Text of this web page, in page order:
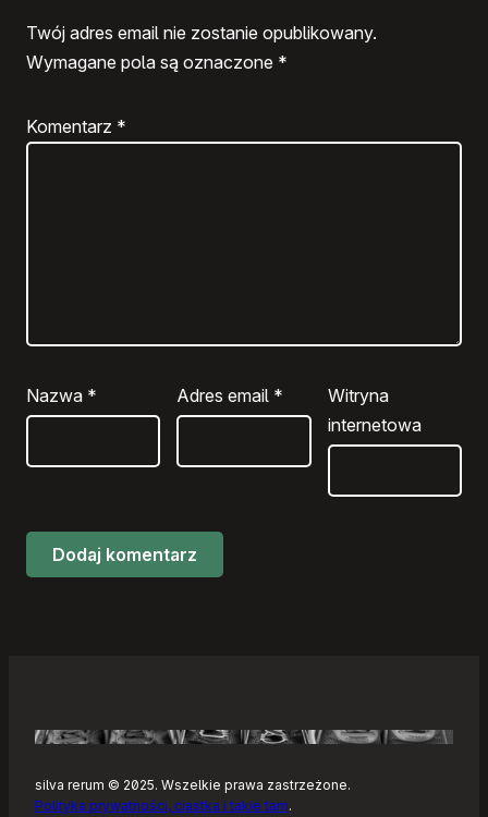
Twój adres email nie zostanie opublikowany.
Wymagane pola są oznaczone *
Komentarz *
Nazwa * Adres email *
Witryna
internetowa
silva rerum © 2025. Wszelkie prawa zastrzeżone.
Polityka prywatności, ciastka i takie tam.